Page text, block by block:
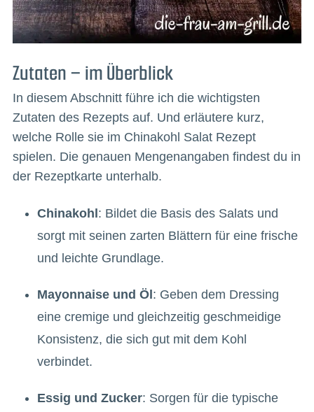
Zutaten – im Überblick
In diesem Abschnitt führe ich die wichtigsten
Zutaten des Rezepts auf. Und erläutere kurz,
welche Rolle sie im Chinakohl Salat Rezept
spielen. Die genauen Mengenangaben findest du in
der Rezeptkarte unterhalb.
Chinakohl: Bildet die Basis des Salats und
sorgt mit seinen zarten Blättern für eine frische
und leichte Grundlage.
Mayonnaise und Öl: Geben dem Dressing
eine cremige und gleichzeitig geschmeidige
Konsistenz, die sich gut mit dem Kohl
verbindet.
Essig und Zucker: Sorgen für die typische